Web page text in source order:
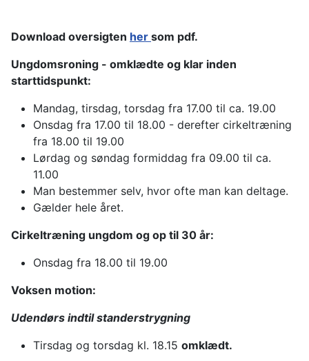
Download oversigten her som pdf.
Ungdomsroning - omklædte og klar inden
starttidspunkt:
Mandag, tirsdag, torsdag fra 17.00 til ca. 19.00
Onsdag fra 17.00 til 18.00 - derefter cirkeltræning
fra 18.00 til 19.00
Lørdag og søndag formiddag fra 09.00 til ca.
11.00
Man bestemmer selv, hvor ofte man kan deltage.
Gælder hele året.
Cirkeltræning ungdom og op til 30 år:
Onsdag fra 18.00 til 19.00
Voksen motion:
Udendørs indtil standerstrygning
Tirsdag og torsdag kl. 18.15 omklædt.